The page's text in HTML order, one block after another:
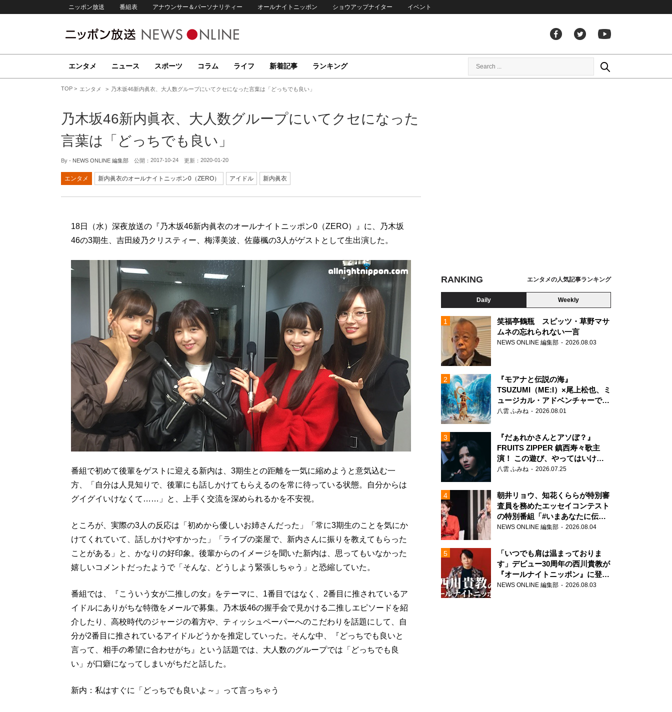
ニッポン放送 番組表 アナウンサー＆パーソナリティー オールナイトニッポン ショウアップナイター イベント
エンタメ ニュース スポーツ コラム ライフ 新着記事 ランキング
TOP エンタメ 乃木坂46新内眞衣、大人数グループにいてクセになった言葉は「どっちでも良い」
乃木坂46新内眞衣、大人数グループにいてクセになった
言葉は「どっちでも良い」
By - NEWS ONLINE 編集部 公開： 2017-10-24 更新： 2020-01-20
エンタメ 新内眞衣のオールナイトニッポン0（ZERO） アイドル 新内眞衣
18日（水）深夜放送の『乃木坂46新内眞衣のオールナイトニッポン0（ZERO）』に、乃木坂
46の3期生、吉田綾乃クリスティー、梅澤美波、佐藤楓の3人がゲストとして生出演した。
番組で初めて後輩をゲストに迎える新内は、3期生との距離を一気に縮めようと意気込む一
方、「自分は人見知りで、後輩にも話しかけてもらえるのを常に待っている状態。自分からは
グイグイいけなくて……」と、上手く交流を深められるかを不安視。
ところが、実際の3人の反応は「初めから優しいお姉さんだった」「常に3期生のことを気にか
けてくれていて、話しかけやすかった」「ライブの楽屋で、新内さんに振りを教えてもらった
ことがある」と、かなりの好印象。後輩からのイメージを聞いた新内は、思ってもいなかった
嬉しいコメントだったようで「そんな、どうしよう緊張しちゃう」と恐縮していた。
番組では、『こういう女が二推しの女』をテーマに、1番目ではなく、2番目に推されているア
イドルにありがちな特徴をメールで募集。乃木坂46の握手会で見かける二推しエピソードを紹
介したり、高校時代のジャージの着方や、ティッシュペーパーへのこだわりを話題にして、自
分が2番目に推されているアイドルどうかを推定していった。そんな中、『どっちでも良いと
言って、相手の希望に合わせがち』という話題では、大人数のグループでは「どっちでも良
い」が口癖になってしまいがちだと話した。
新内：私はすぐに「どっちでも良いよ～」って言っちゃう
RANKING エンタメの人気記事ランキング
Daily Weekly
笑福亭鶴瓶 スピッツ・草野マサ
ムネの忘れられない一言
NEWS ONLINE 編集部 2026.08.03
『モアナと伝説の海』
TSUZUMI（ME:I）×尾上松也、ミ
ュージカル・アドベンチャーで美
声を響かせる
八雲 ふみね 2026.08.01
『だぁれかさんとアソぼ？』
FRUITS ZIPPER 鎮西寿々歌主
演！ この遊び、やってはいけま
せん。
八雲 ふみね 2026.07.25
朝井リョウ、知花くららが特別審
査員を務めたエッセイコンテスト
の特別番組「#いまあなたに伝え
たいこと」
NEWS ONLINE 編集部 2026.08.04
「いつでも肩は温まっておりま
す」デビュー30周年の西川貴教が
『オールナイトニッポン』に登
場！
NEWS ONLINE 編集部 2026.08.03